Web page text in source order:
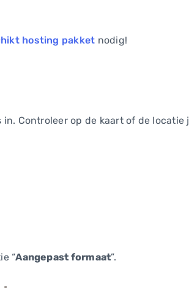
hosting pakket nodig!
Controleer op de kaart of de locatie
“Aangepast formaat”.